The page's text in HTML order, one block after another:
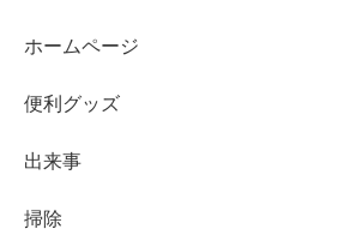
ホームページ
便利グッズ
出来事
掃除